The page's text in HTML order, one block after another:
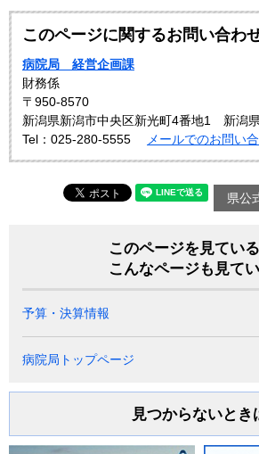
このページに関するお問い合わ
病院局 経営企画課
財務係
〒950-8570
新潟県新潟市中央区新光町4番地1 新潟
Tel：025-280-5555
メールでのお問い
県公
このページを見てい
こんなページも見て
予算・決算情報
病院局トップページ
見つからないとき